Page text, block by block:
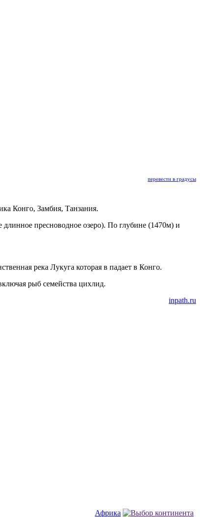
перевести в градусы
Конго, Замбия, Танзания.
длинное пресноводное озеро). По глубине (1470м) и
река Лукуга которая в падает в Конго.
рыб семейства цихлид.
inpath.ru
Африка